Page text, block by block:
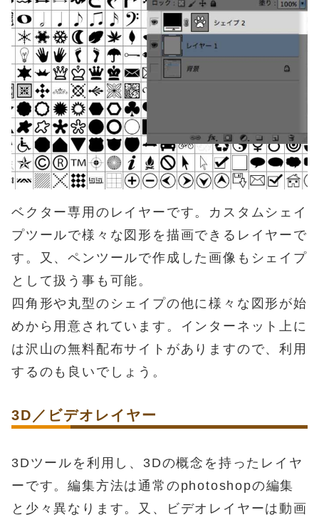
ベクター専用のレイヤーです。カスタムシェイ
プツールで様々な図形を描画できるレイヤーで
す。又、ペンツールで作成した画像もシェイプ
として扱う事も可能。
四角形や丸型のシェイプの他に様々な図形が始
めから用意されています。インターネット上に
は沢山の無料配布サイトがありますので、利用
するのも良いでしょう。
3D／ビデオレイヤー
3Dツールを利用し、3Dの概念を持ったレイヤ
ーです。編集方法は通常のphotoshopの編集
と少々異なります。又、ビデオレイヤーは動画